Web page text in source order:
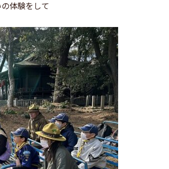
体験をして